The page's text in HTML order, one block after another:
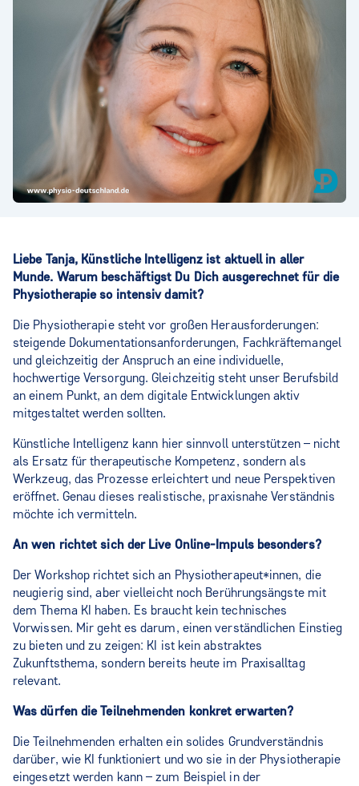
Liebe Tanja, Künstliche Intelligenz ist aktuell in aller
Munde. Warum beschäftigst Du Dich ausgerechnet für die
Physiotherapie so intensiv damit?
Die Physiotherapie steht vor großen Herausforderungen:
steigende Dokumentationsanforderungen, Fachkräftemangel
und gleichzeitig der Anspruch an eine individuelle,
hochwertige Versorgung. Gleichzeitig steht unser Berufsbild
an einem Punkt, an dem digitale Entwicklungen aktiv
mitgestaltet werden sollten.
Künstliche Intelligenz kann hier sinnvoll unterstützen – nicht
als Ersatz für therapeutische Kompetenz, sondern als
Werkzeug, das Prozesse erleichtert und neue Perspektiven
eröffnet. Genau dieses realistische, praxisnahe Verständnis
möchte ich vermitteln.
An wen richtet sich der Live Online‑Impuls besonders?
Der Workshop richtet sich an Physiotherapeut*innen, die
neugierig sind, aber vielleicht noch Berührungsängste mit
dem Thema KI haben. Es braucht kein technisches
Vorwissen. Mir geht es darum, einen verständlichen Einstieg
zu bieten und zu zeigen: KI ist kein abstraktes
Zukunftsthema, sondern bereits heute im Praxisalltag
relevant.
Was dürfen die Teilnehmenden konkret erwarten?
Die Teilnehmenden erhalten ein solides Grundverständnis
darüber, wie KI funktioniert und wo sie in der Physiotherapie
eingesetzt werden kann – zum Beispiel in der